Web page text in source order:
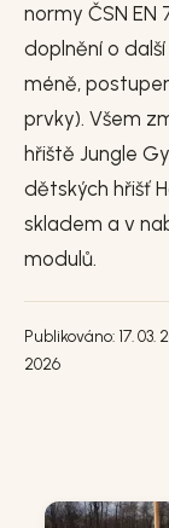
normy ČSN
doplnění o
méně,
prvky). Všem
hřiště Jungle
dětských hřišť
skladem a v
modulů.
Publikováno: 17. 03.
2026